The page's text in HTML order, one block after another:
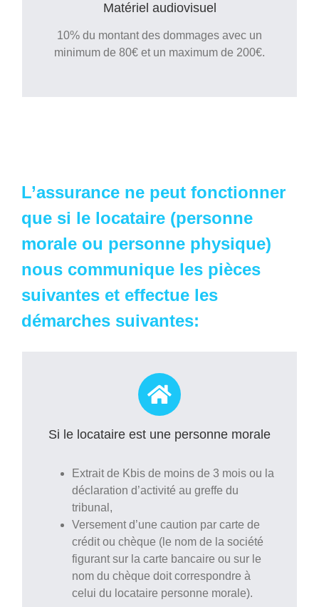
Matériel audiovisuel
10% du montant des dommages avec un
minimum de 80€ et un maximum de 200€.
L’assurance ne peut fonctionner
que si le locataire (personne
morale ou personne physique)
nous communique les pièces
suivantes et effectue les
démarches suivantes:
Si le locataire est une personne morale
Extrait de Kbis de moins de 3 mois ou la
déclaration d’activité au greffe du
tribunal,
Versement d’une caution par carte de
crédit ou chèque (le nom de la société
figurant sur la carte bancaire ou sur le
nom du chèque doit correspondre à
celui du locataire personne morale).